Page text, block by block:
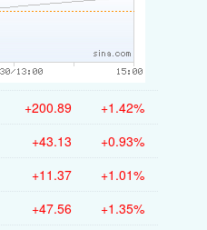
+200.89 +1.42%
+43.13 +0.93%
+11.37 +1.01%
+47.56 +1.35%